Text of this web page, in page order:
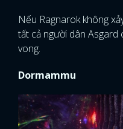
Nếu Ragnarok không
tất cả người dân Asgard
vong.
Dormammu